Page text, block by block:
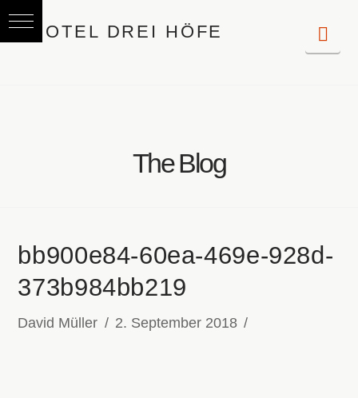
The Blog
bb900e84-60ea-469e-928d-
373b984bb219
David Müller 2. September 2018